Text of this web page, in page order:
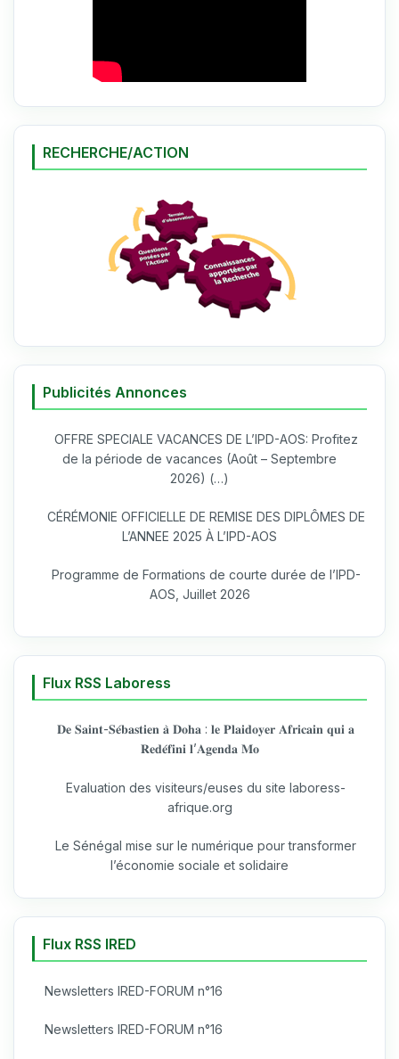
RECHERCHE/ACTION
Publicités Annonces
OFFRE SPECIALE VACANCES DE L’IPD-AOS: Profitez
de la période de vacances (Août – Septembre
2026) (…)
CÉRÉMONIE OFFICIELLE DE REMISE DES DIPLÔMES DE
L’ANNEE 2025 À L’IPD-AOS
Programme de Formations de courte durée de l’IPD-
AOS, Juillet 2026
Flux RSS Laboress
𝐃𝐞 𝐒𝐚𝐢𝐧𝐭-𝐒𝐞́𝐛𝐚𝐬𝐭𝐢𝐞𝐧 𝐚̀ 𝐃𝐨𝐡𝐚 : 𝐥𝐞 𝐏𝐥𝐚𝐢𝐝𝐨𝐲𝐞𝐫 𝐀𝐟𝐫𝐢𝐜𝐚𝐢𝐧 𝐪𝐮𝐢 𝐚
𝐑𝐞𝐝𝐞́𝐟𝐢𝐧𝐢 𝐥’𝐀𝐠𝐞𝐧𝐝𝐚 𝐌𝐨
Evaluation des visiteurs/euses du site laboress-
afrique.org
Le Sénégal mise sur le numérique pour transformer
l’économie sociale et solidaire
Flux RSS IRED
Newsletters IRED-FORUM n°16
Newsletters IRED-FORUM n°16